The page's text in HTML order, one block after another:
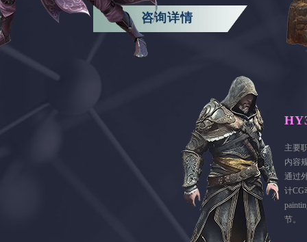
咨询详情
主要
内容
通过
计CG
节。